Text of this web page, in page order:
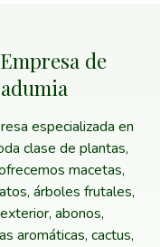
de
especializada en
clase de plantas,
macetas,
árboles frutales,
abonos,
aromáticas, cactus,